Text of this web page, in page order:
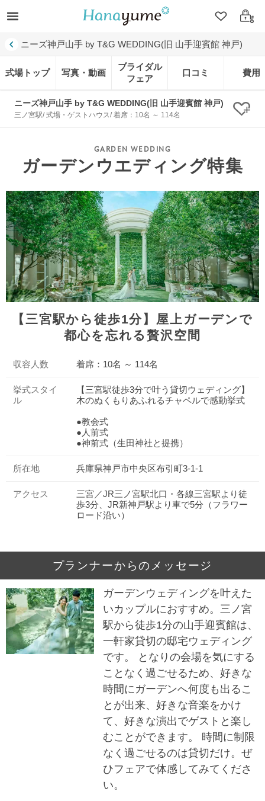
クリップ
ログ
ニーズ神戸山手 by T&G WEDDING(旧 山手迎賓館 神戸)
式場トップ 写真・動画
ブライダル
フェア
口コミ 費用
ニーズ神戸山手 by T&G WEDDING(旧 山手迎賓館 神戸)
三ノ宮駅/ 式場・ゲストハウス/ 着席：10名 ～ 114名 ク
ガーデンウエディング特集
【三宮駅から徒歩1分】屋上ガーデンで
都心を忘れる贅沢空間
収容人数 着席：10名 ～ 114名
挙式スタイ
ル
【三宮駅徒歩3分で叶う貸切ウェディング】
木のぬくもりあふれるチャペルで感動挙式
●教会式
●人前式
●神前式（生田神社と提携）
所在地 兵庫県神戸市中央区布引町3-1-1
アクセス
三宮／JR三ノ宮駅北口・各線三宮駅より徒
歩3分、JR新神戸駅より車で5分（フラワー
ロード沿い）
プランナーからのメッセージ
ガーデンウェディングを叶えた
いカップルにおすすめ。三ノ宮
駅から徒歩1分の山手迎賓館は、
一軒家貸切の邸宅ウェディング
です。 となりの会場を気にする
ことなく過ごせるため、好きな
時間にガーデンへ何度も出るこ
とが出来、好きな音楽をかけ
て、好きな演出でゲストと楽し
むことができます。 時間に制限
なく過ごせるのは貸切だけ。ぜ
ひフェアで体感してみてくださ
い。